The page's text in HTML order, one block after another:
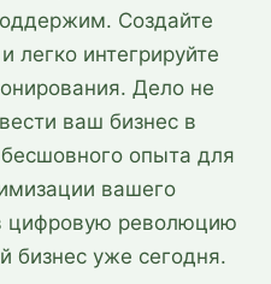
Создайте
легко интегрируйте
Дело не
ваш бизнес в
опыта для
вашего
цифровую революцию
бизнес уже сегодня.